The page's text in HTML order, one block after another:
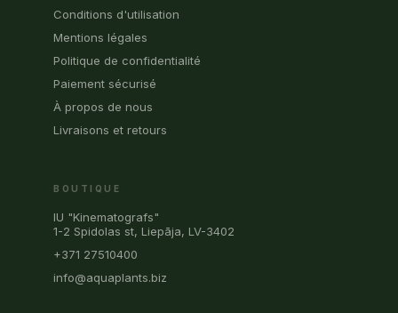
Conditions d'utilisation
Mentions légales
Politique de confidentialité
Paiement sécurisé
À propos de nous
Livraisons et retours
BOUTIQUE
IU "Kinematografs"
1-2 Spidolas st, Liepāja, LV-3402
+371 27510400
info@aquaplants.biz